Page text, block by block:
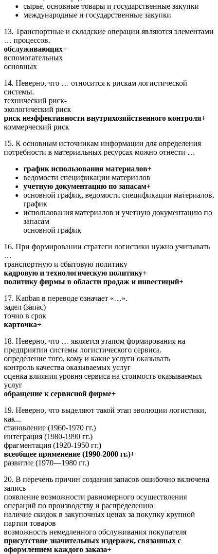
сырье, основные товары и государственные закупки
международные и государственные закупки
13. Транспортные и складские операции являются элементами
… процессов.
обслуживающих+
вспомогательных
основных
14. Неверно, что … относится к рискам логистической
системы.
технический риск-
экологический риск
риск неэффективности внутрихозяйственного контроля+
коммерческий риск
15. К основным источникам информации для определения
потребности в материальных ресурсах можно отнести …
график использования материалов+
ведомости спецификации материалов
учетную документацию по запасам+
основной график, ведомости спецификации материалов,
график
использования материалов и учетную документацию по
запасам
основной график
16. При формировании стратеги логистики нужно учитывать
…
транспортную и сбытовую политику
кадровую и технологическую политику+
политику фирмы в области продаж и инвестиций+
17. Kanban в переводе означает «…».
задел (запас)
точно в срок
карточка+
18. Неверно, что … является этапом формирования на
предприятии системы логистического сервиса.
определение того, кому и какие услуги оказывать
контроль качества оказываемых услуг
оценка влияния уровня сервиса на стоимость оказываемых
услуг
обращение к сервисной фирме+
19. Неверно, что выделяют такой этап эволюции логистики,
как...
становление (1960-1970 гг.)
интеграция (1980-1990 гг.)
фрагментация (1920-1950 гг.)
всеобщее применение (1990-2000 гг.)+
развитие (1970—1980 гг.)
20. В перечень причин создания запасов ошибочно включена
запись
появление возможности равномерного осуществления
операций по производству и распределению
наличие скидок в закупочных ценах за покупку крупной
партии товаров
возможность немедленного обслуживания покупателя
присутствие значительных издержек, связанных с
оформлением каждого заказа+